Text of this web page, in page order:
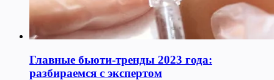
Главные бьюти-тренды 2023 года:
разбираемся с экспертом